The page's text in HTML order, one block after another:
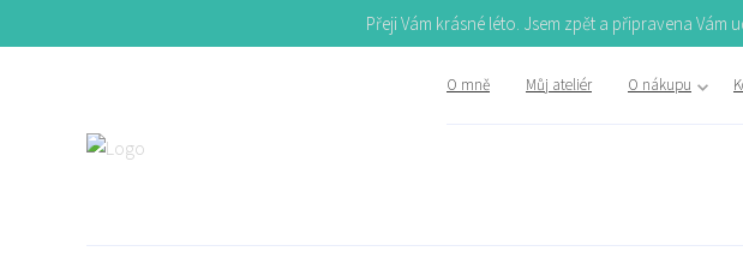
Přeji Vám krásné léto. Jsem zpět a připravena Vám
O mně Můj ateliér O nákupu